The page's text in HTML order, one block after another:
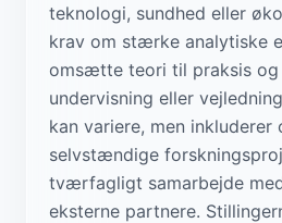
teknologi, sundhed eller
krav om stærke analytiske
omsætte teori til praksis
undervisning eller
kan variere, men inkluderer
selvstændige
tværfagligt samarbejde
eksterne partnere.